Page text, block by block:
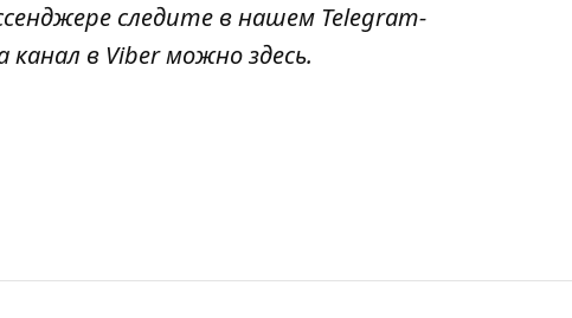
следите в нашем Telegram-
канал в Viber можноздесь.